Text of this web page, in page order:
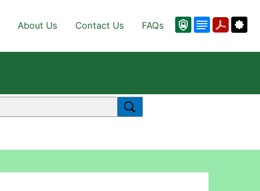
About Us Contact Us FAQs